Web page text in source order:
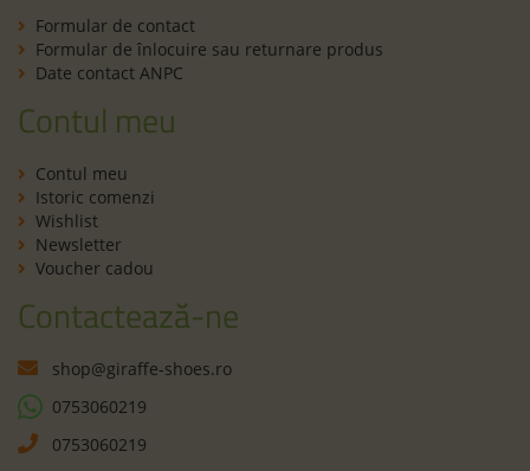
Formular de contact
Formular de înlocuire sau returnare produs
Date contact ANPC
Contul meu
Contul meu
Istoric comenzi
Wishlist
Newsletter
Voucher cadou
Contactează-ne
shop@giraffe-shoes.ro
0753060219
0753060219